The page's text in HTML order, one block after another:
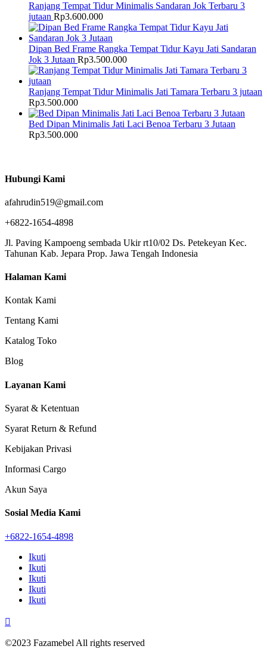
Ranjang Tempat Tidur Minimalis Sandaran Jok Terbaru 3
jutaan Rp3.600.000
Dipan Bed Frame Rangka Tempat Tidur Kayu Jati Sandaran
Jok 3 Jutaan Rp3.500.000
Ranjang Tempat Tidur Minimalis Jati Tamara Terbaru 3 jutaan
Rp3.500.000
Bed Dipan Minimalis Jati Laci Benoa Terbaru 3 Jutaan
Rp3.500.000
Hubungi Kami
afahrudin519@gmail.com
+6822-1654-4898
Jl. Paving Kampoeng sembada Ukir rt10/02 Ds. Petekeyan Kec.
Tahunan Kab. Jepara Prop. Jawa Tengah Indonesia
Halaman Kami
Kontak Kami
Tentang Kami
Katalog Toko
Blog
Layanan Kami
Syarat & Ketentuan
Syarat Return & Refund
Kebijakan Privasi
Informasi Cargo
Akun Saya
Sosial Media Kami
+6822-1654-4898
Ikuti
Ikuti
Ikuti
Ikuti
Ikuti

©2023 Fazamebel All rights reserved